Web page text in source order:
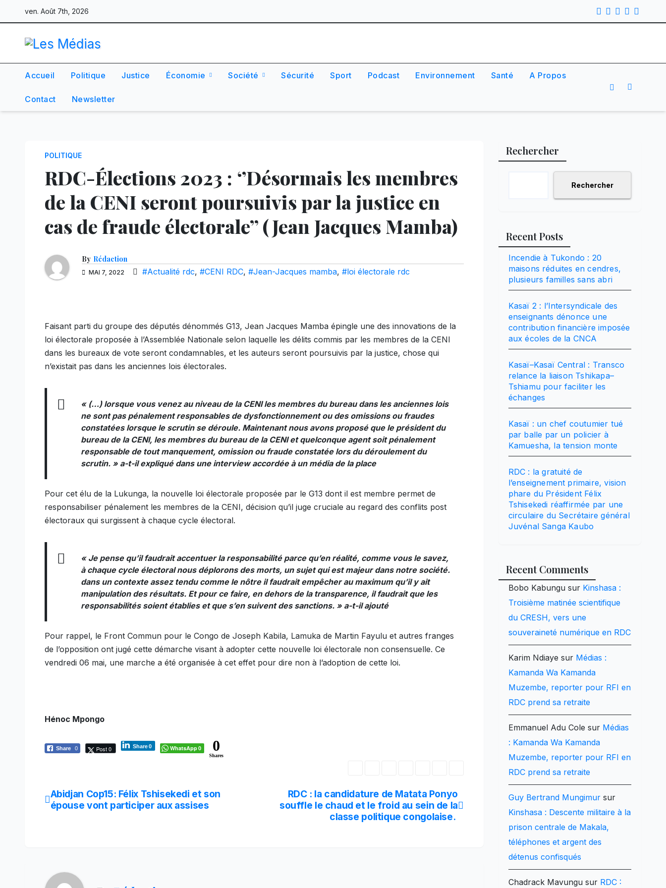
to
content
ven. Août 7th, 2026
Accueil Politique Justice Économie Société Sécurité Sport Podcast Environnement Santé A Propos
Contact Newsletter
POLITIQUE
RDC-Élections 2023 : ‘’Désormais les membres
de la CENI seront poursuivis par la justice en
cas de fraude électorale’’ (Jean Jacques Mamba)
By Rédaction
MAI 7, 2022 #Actualité rdc, #CENI RDC, #Jean-Jacques mamba, #loi électorale rdc
Faisant parti du groupe des députés dénommés G13, Jean Jacques Mamba épingle une des innovations de la
loi électorale proposée à l’Assemblée Nationale selon laquelle les délits commis par les membres de la CENI
dans les bureaux de vote seront condamnables, et les auteurs seront poursuivis par la justice, chose qui
n’existait pas dans les anciennes lois électorales.
« (…)lorsque vous venez au niveau de la CENI les membres du bureau dans les anciennes lois
ne sont pas pénalement responsables de dysfonctionnement ou des omissions ou fraudes
constatées lorsque le scrutin se déroule. Maintenant nous avons proposé que le président du
bureau de la CENI, les membres du bureau de la CENI et quelconque agent soit pénalement
responsable de tout manquement, omission ou fraude constatée lors du déroulement du
scrutin. » a-t-il expliqué dans une interview accordée à un média de la place
Pour cet élu de la Lukunga, la nouvelle loi électorale proposée par le G13 dont il est membre permet de
responsabiliser pénalement les membres de la CENI, décision qu’il juge cruciale au regard des conflits post
électoraux qui surgissent à chaque cycle électoral.
« Je pense qu’il faudrait accentuer la responsabilité parce qu’en réalité, comme vous le savez,
à chaque cycle électoral nous déplorons des morts, un sujet qui est majeur dans notre société.
dans un contexte assez tendu comme le nôtre il faudrait empêcher au maximum qu’il y ait
manipulation des résultats. Et pour ce faire, en dehors de la transparence, il faudrait que les
responsabilités soient établies et que s’en suivent des sanctions. » a-t-il ajouté
Pour rappel, le Front Commun pour le Congo de Joseph Kabila, Lamuka de Martin Fayulu et autres franges
de l’opposition ont jugé cette démarche visant à adopter cette nouvelle loi électorale non consensuelle. Ce
vendredi 06 mai, une marche a été organisée à cet effet pour dire non à l’adoption de cette loi.
Hénoc Mpongo
Share 0 Post 0 Share0 WhatsApp0 0
Shares
Navigation
RDC : la candidature de Matata Ponyo
souffle le chaud et le froid au sein de la
classe politique congolaise.
Abidjan Cop15: Félix Tshisekedi et son
épouse vont participer aux assises
Rechercher
Rechercher
Recent Posts
Incendie à Tukondo : 20
maisons réduites en cendres,
plusieurs familles sans abri
Kasaï 2 : l’Intersyndicale des
enseignants dénonce une
contribution financière imposée
aux écoles de la CNCA
Kasaï–Kasaï Central : Transco
relance la liaison Tshikapa–
Tshiamu pour faciliter les
échanges
Kasaï : un chef coutumier tué
par balle par un policier à
Kamuesha, la tension monte
RDC : la gratuité de
l’enseignement primaire, vision
phare du Président Félix
Tshisekedi réaffirmée par une
circulaire du Secrétaire général
Juvénal Sanga Kaubo
Recent Comments
Bobo Kabungusur Kinshasa :
Troisième matinée scientifique
du CRESH, vers une
souveraineté numérique en RDC
Karim Ndiaye sur Médias :
Kamanda Wa Kamanda
Muzembe, reporter pour RFI en
RDC prend sa retraite
Emmanuel Adu Cole sur Médias
: Kamanda Wa Kamanda
Muzembe, reporter pour RFI en
RDC prend sa retraite
Guy Bertrand Mungimursur
Kinshasa : Descente militaire à la
prison centrale de Makala,
téléphones et argent des
détenus confisqués
Chadrack Mavungusur RDC :